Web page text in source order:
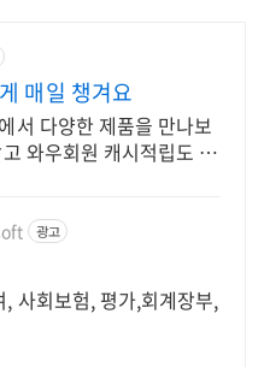
매일 챙겨요
서 다양한 제품을 만나보
와우회원 캐시적립도 받
광고
사회보험, 평가,회계장부,